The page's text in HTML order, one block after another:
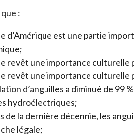
:
d’Amérique est une partie
revêt une importance culturelle
revêt une importance
d’anguilles a diminué de 99
hydroélectriques;
de la dernière décennie, les
légale;